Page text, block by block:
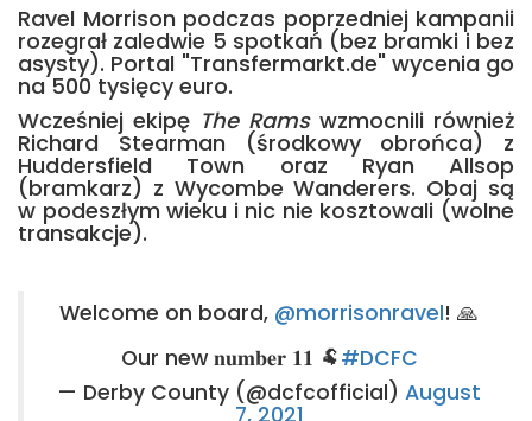
Ravel Morrison podczas poprzedniej kampanii
rozegrał zaledwie 5 spotkań (bez bramki i bez
asysty). Portal "Transfermarkt.de" wycenia go
na 500 tysięcy euro.
Wcześniej ekipę The Ramswzmocnili również
Richard Stearman (środkowy obrońca) z
Huddersfield Town oraz Ryan Allsop
(bramkarz) z Wycombe Wanderers. Obaj są
w podeszłym wieku i nic nie kosztowali (wolne
transakcje).
Welcome on board, @morrisonravel! 🙏
Our new 𝐧𝐮𝐦𝐛𝐞𝐫 𝟏𝟏 🐏#DCFC
— Derby County (@dcfcofficial) August
7, 2021